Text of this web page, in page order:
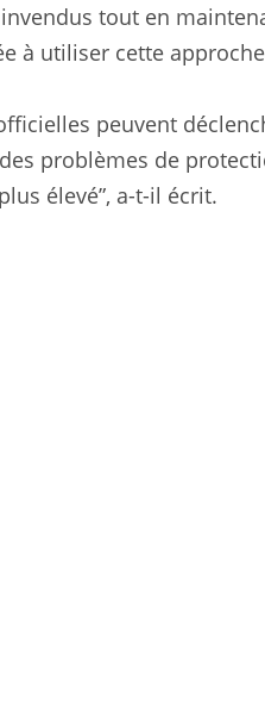
tout en
à utiliser cette
peuvent
problèmes de
élevé”, a-t-il écrit.